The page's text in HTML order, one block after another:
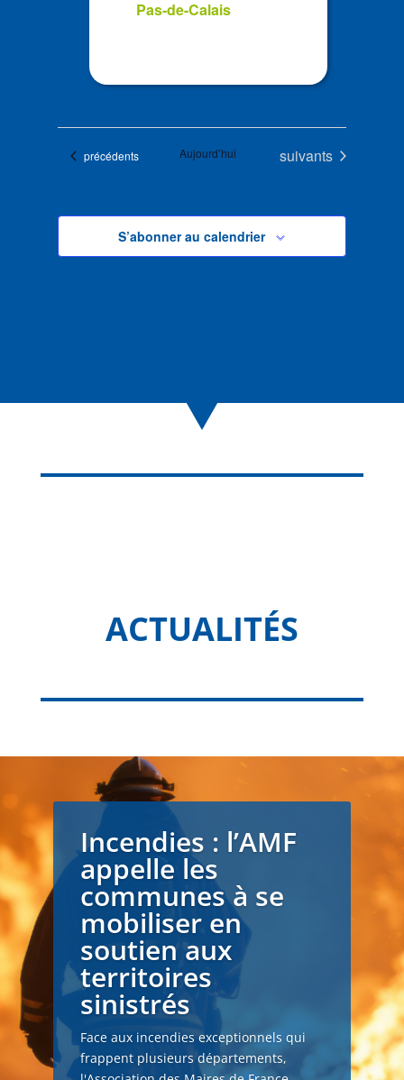
Pas-de-Calais
Évènements
précédents Aujourd’hui Évènements
suivants
S’abonner au calendrier
ACTUALITÉS
Incendies : l’AMF
appelle les
communes à se
mobiliser en
soutien aux
territoires
sinistrés
Face aux incendies exceptionnels qui
frappent plusieurs départements,